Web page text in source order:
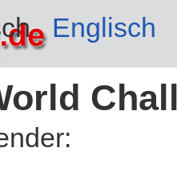
Englisch